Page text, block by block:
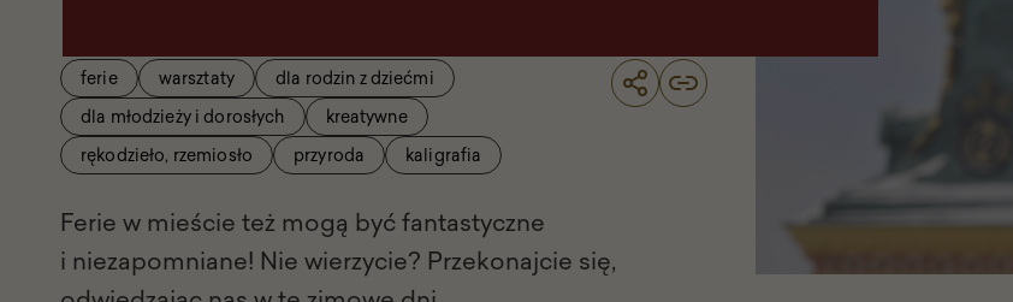
ferie warsztaty
dla rodzin z dziećmi
dla młodzieży i dorosłych
kreatywne
rękodzieło, rzemiosło
przyroda kaligrafia
Ferie w mieście też mogą być fantastyczne
i niezapomniane! Nie wierzycie? Przekonajcie się,